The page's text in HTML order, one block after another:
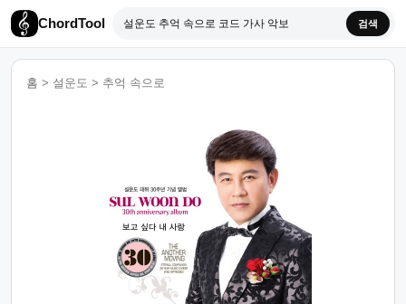
ChordTool 검색
홈 > 설운도 > 추억 속으로